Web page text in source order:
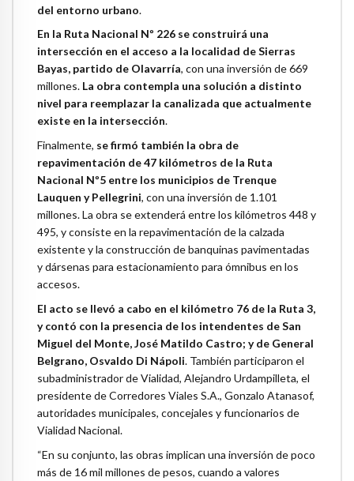
del entorno urbano.
En la Ruta Nacional Nº 226 se construirá una
intersección en el acceso a la localidad de Sierras
Bayas, partido de Olavarría, con una inversión de 669
millones. La obra contempla una solución a distinto
nivel para reemplazar la canalizada que actualmente
existe en la intersección.
Finalmente, se firmó también la obra de
repavimentación de 47 kilómetros de la Ruta
Nacional Nº5 entre los municipios de Trenque
Lauquen y Pellegrini, con una inversión de 1.101
millones. La obra se extenderá entre los kilómetros 448 y
495, y consiste en la repavimentación de la calzada
existente y la construcción de banquinas pavimentadas
y dársenas para estacionamiento para ómnibus en los
accesos.
El acto se llevó a cabo en el kilómetro 76 de la Ruta 3,
y contó con la presencia de los intendentes de San
Miguel del Monte, José Matildo Castro; y de General
Belgrano, Osvaldo Di Nápoli. También participaron el
subadministrador de Vialidad, Alejandro Urdampilleta, el
presidente de Corredores Viales S.A., Gonzalo Atanasof,
autoridades municipales, concejales y funcionarios de
Vialidad Nacional.
“En su conjunto, las obras implican una inversión de poco
más de 16 mil millones de pesos, cuando a valores